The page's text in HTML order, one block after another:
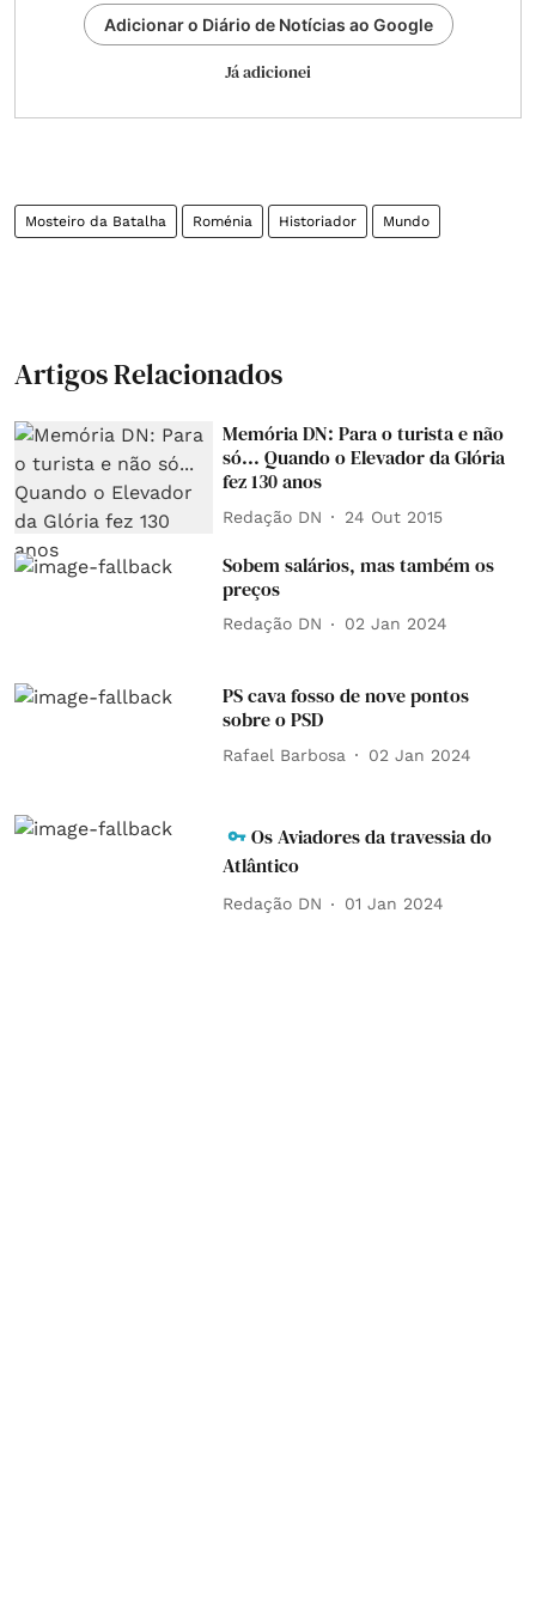
Adicionar o Diário de Notícias ao Google
Já adicionei
Mosteiro da Batalha Roménia Historiador Mundo
Artigos Relacionados
Memória DN: Para o turista e não
só... Quando o Elevador da Glória
fez 130 anos
Redação DN 24 Out 2015
Sobem salários, mas também os
preços
Redação DN 02 Jan 2024
PS cava fosso de nove pontos
sobre o PSD
Rafael Barbosa 02 Jan 2024
Os Aviadores da travessia do
Atlântico
Redação DN 01 Jan 2024